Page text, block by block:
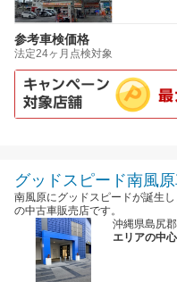
参考車検価格
法定24ヶ月点検対象
グッドスピード南風
南風原にグッドスピードが誕生
の中古車販売店です。
沖縄県島尻
エリアの中